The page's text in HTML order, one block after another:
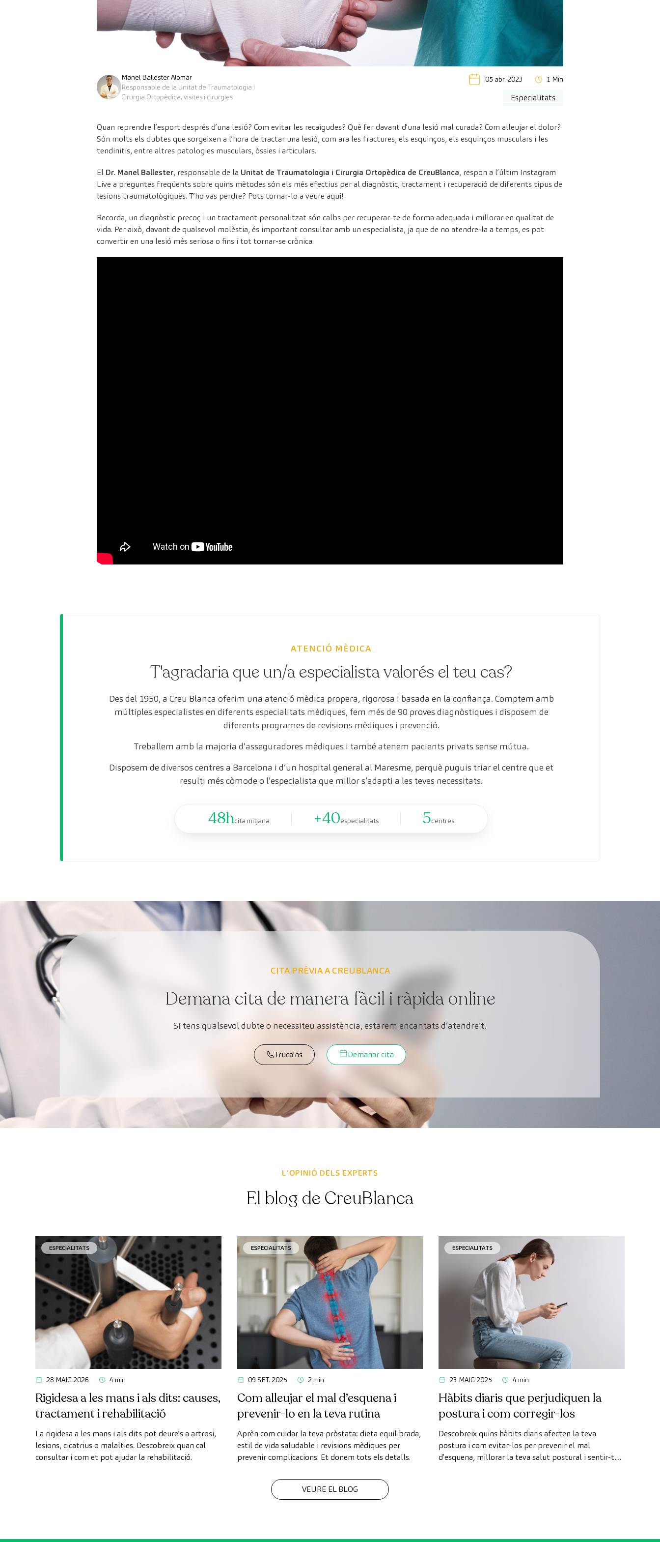
Manel Ballester Alomar
Responsable de la Unitat de Traumatologia i
Cirurgia Ortopèdica, visites i cirurgies
05 abr. 2023 1 Min
Especialitats
Quan reprendre l’esport després d’una lesió? Com evitar les recaigudes? Què fer davant d’una lesió mal curada? Com alleujar el dolor?
Són molts els dubtes que sorgeixen a l’hora de tractar una lesió, com ara les fractures, els esquinços, els esquinços musculars i les
tendinitis, entre altres patologies musculars, òssies i articulars.
El Dr. Manel Ballester, responsable de la Unitat de Traumatologia i Cirurgia Ortopèdica de CreuBlanca, respon a l’últim Instagram
Live a preguntes freqüents sobre quins mètodes són els més efectius per al diagnòstic, tractament i recuperació de diferents tipus de
lesions traumatològiques. T’ho vas perdre? Pots tornar-lo a veure aquí!
Recorda, un diagnòstic precoç i un tractament personalitzat són calbs per recuperar-te de forma adequada i millorar en qualitat de
vida. Per això, davant de qualsevol molèstia, és important consultar amb un especialista, ja que de no atendre-la a temps, es pot
convertir en una lesió més seriosa o fins i tot tornar-se crònica.
ATENCIÓ MÈDICA
T'agradaria que un/a especialista valorés el teu cas?
Des del 1950, a Creu Blanca oferim una atenció mèdica propera, rigorosa i basada en la confiança. Comptem amb
múltiples especialistes en diferents especialitats mèdiques, fem més de 90 proves diagnòstiques i disposem de
diferents programes de revisions mèdiques i prevenció.
Treballem amb la majoria d’asseguradores mèdiques i també atenem pacients privats sense mútua.
Disposem de diversos centres a Barcelona i d’un hospital general al Maresme, perquè puguis triar el centre que et
resulti més còmode o l’especialista que millor s’adapti a les teves necessitats.
48hcita mitjana +40especialitats 5centres
CITA PRÈVIA A CREUBLANCA
Demana cita de manera fàcil i ràpida online
Si tens qualsevol dubte o necessiteu assistència, estarem encantats d’atendre’t.
Truca'ns Demanar cita
L'OPINIÓ DELS EXPERTS
El blog de CreuBlanca
ESPECIALITATS
28 MAIG 2026 4 min
Rigidesa a les mans i als dits: causes,
tractament i rehabilitació
La rigidesa a les mans i als dits pot deure’s a artrosi,
lesions, cicatrius o malalties. Descobreix quan cal
consultar i com et pot ajudar la rehabilitació.
ESPECIALITATS
09 SET. 2025 2 min
Com alleujar el mal d’esquena i
prevenir-lo en la teva rutina
Aprèn com cuidar la teva pròstata: dieta equilibrada,
estil de vida saludable i revisions mèdiques per
prevenir complicacions. Et donem tots els detalls.
ESPECIALITATS
23 MAIG 2025 4 min
Hàbits diaris que perjudiquen la
postura i com corregir-los
Descobreix quins hàbits diaris afecten la teva
postura i com evitar-los per prevenir el mal
d’esquena, millorar la teva salut postural i sentir-te
VEURE EL BLOG